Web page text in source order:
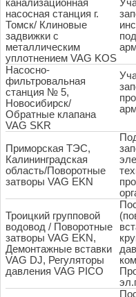
канализационная
насосная станция г.
Томск/ Клиновые
задвижки с
металлическим
уплотнением VAG KOS
Насосно-
фильтровальная
станция № 5,
Новосибирск/
Обратные клапана
VAG SKR
Приморская ТЭС,
Калининградская
область/Поворотные
затворы VAG EKN
Троицкий групповой
водовод / Поворотные
затворы VAG EKN,
Демонтажные вставки
VAG DJ, Регуляторы
давления VAG PICO